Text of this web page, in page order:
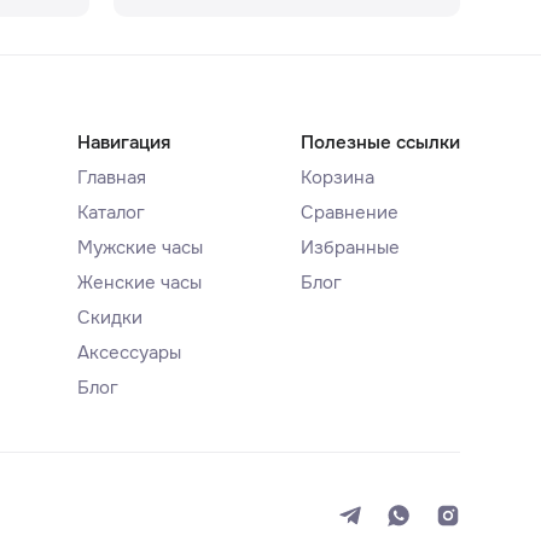
Навигация
Главная
Каталог
Мужские часы
Женские часы
Скидки
Аксессуары
Блог
Полезные ссылки
Корзина
Сравнение
Избранные
Блог
Темная Светлая